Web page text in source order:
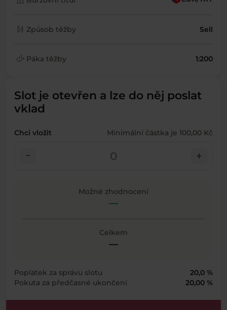
candlestick_chart Způsob těžby Sell
finance_mode Páka těžby 1:200
Slot je otevřen a lze do něj poslat
vklad
Chci vložit Minimální částka je 100,00 Kč
check_indeterminate_small add
Možné zhodnocení
—
Celkem
—
Poplatek za správu slotu
20,0 %
Pokuta za předčasné ukončení
20,00 %